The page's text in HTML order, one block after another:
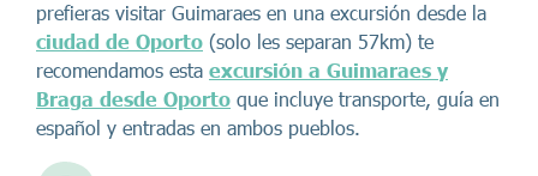
prefieras visitar Guimaraes en una excursión desde la
ciudad de Oporto (solo les separan 57km) te
recomendamos esta excursión a Guimaraes y
Braga desde Oporto que incluye transporte, guía en
español y entradas en ambos pueblos.